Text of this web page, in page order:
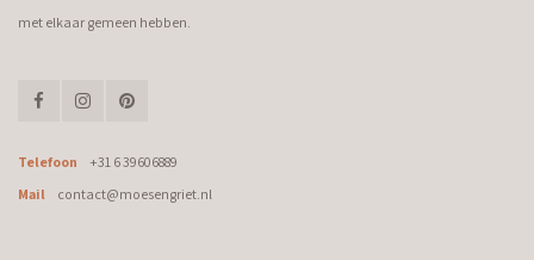
met elkaar gemeen hebben.
Telefoon
+31 6 39606889
Mail
contact@moesengriet.nl